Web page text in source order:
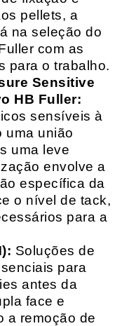
pellets, a
na seleção do
com as
para o trabalho.
Sensitive
HB Fuller:
sensíveis à
uma união
uma leve
envolve a
específica da
o nível de tack,
para a
Soluções de
para
antes da
face e
a remoção de